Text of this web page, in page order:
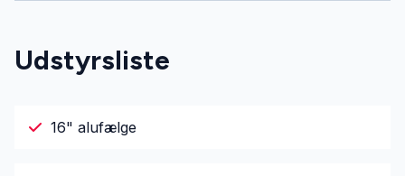
Udstyrsliste
16" alufælge